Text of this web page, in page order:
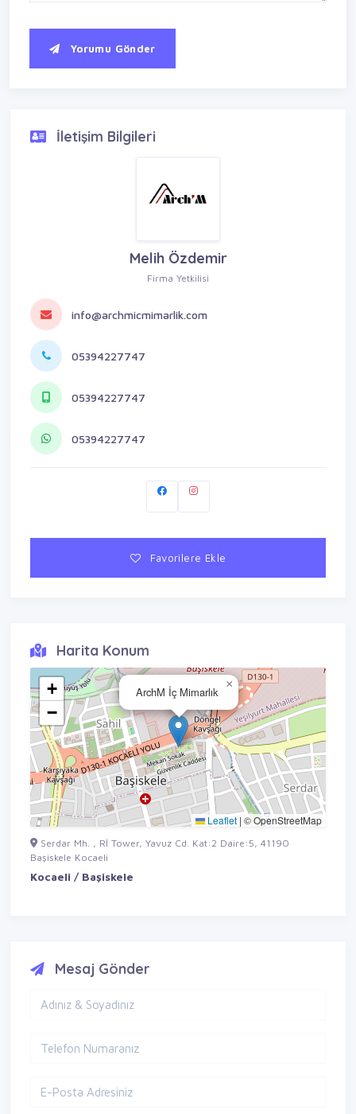
Yorumu Gönder
İletişim Bilgileri
Melih Özdemir
Firma Yetkilisi
info@archmicmimarlik.com
05394227747
05394227747
05394227747
Favorilere Ekle
Harita Konum
ArchM İç Mimarlık
×
+
−
Leaflet | © OpenStreetMap
Serdar Mh. , Rİ Tower, Yavuz Cd. Kat:2 Daire:5, 41190
Başiskele Kocaeli
Kocaeli / Başiskele
Mesaj Gönder